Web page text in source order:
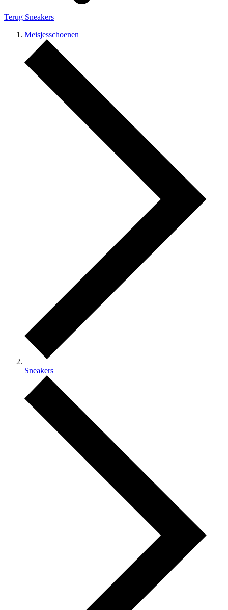
Terug Sneakers
Meisjesschoenen
Sneakers